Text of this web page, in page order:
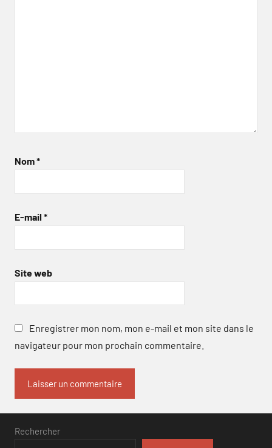
Nom*
E-mail *
Site web
Enregistrer mon nom, mon e-mail et mon site dans le
navigateur pour mon prochain commentaire.
Rechercher